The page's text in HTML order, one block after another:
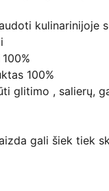
kulinarinijoje
100%
glitimo , salierų,
gali šiek tiek